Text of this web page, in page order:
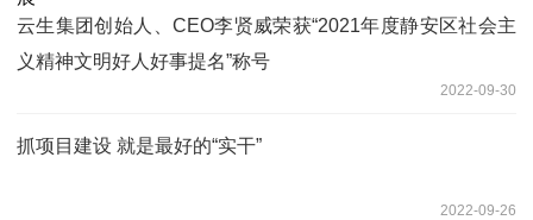
云生集团创始人、CEO李贤威荣获“2021年度静安区社会主
义精神文明好人好事提名”称号
2022-09-30
抓项目建设 就是最好的“实干”
2022-09-26